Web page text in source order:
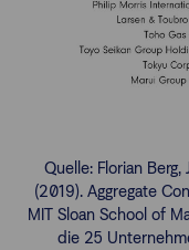
Quelle: Florian
(2019). Aggregate
MIT Sloan School of
die 25